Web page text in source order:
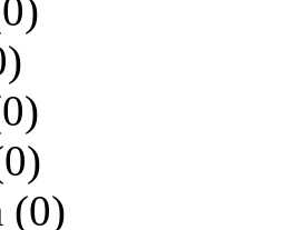
(0)